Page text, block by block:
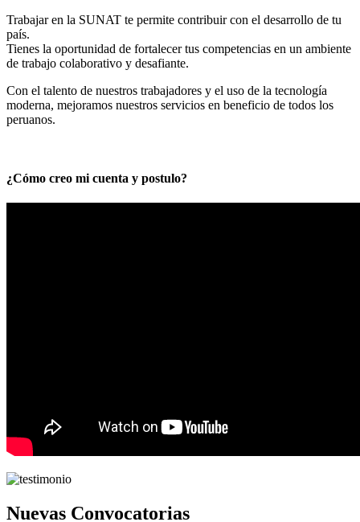
Trabajar en la SUNAT te permite contribuir con el desarrollo de tu
país.
Tienes la oportunidad de fortalecer tus competencias en un ambiente
de trabajo colaborativo y desafiante.
Con el talento de nuestros trabajadores y el uso de la tecnología
moderna, mejoramos nuestros servicios en beneficio de todos los
peruanos.
¿Cómo creo mi cuenta y postulo?
Nuevas Convocatorias